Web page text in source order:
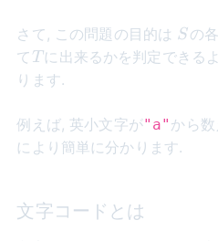
さて, この問題の目的は S
Sの
て T
T に出来るかを判定できる
ります.
例えば, 英小文字が"a" から
により簡単に分かります.
文字コードとは